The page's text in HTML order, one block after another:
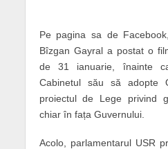
Pe pagina sa de
Bîzgan Gayral a postat o
de 31 ianuarie, înainte
Cabinetul său să adopte
proiectul de Lege privind
chiar în fața Guvernului.
Acolo, parlamentarul USR